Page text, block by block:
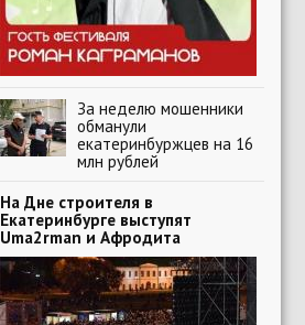
За неделю мошенники
обманули
екатеринбуржцев на 16
млн рублей
На Дне строителя в
Екатеринбурге выступят
Uma2rman и Афродита